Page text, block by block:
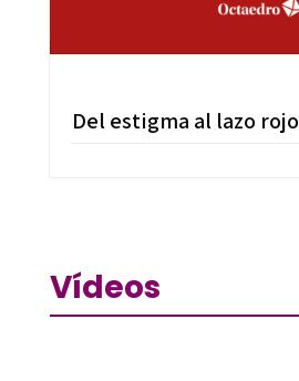
Del estigma al lazo rojo
Vídeos